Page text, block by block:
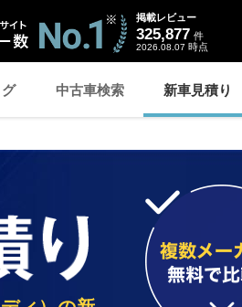
掲載レビュー
325,877 件
2026.08.07 時点
中古車検索 新車見積り